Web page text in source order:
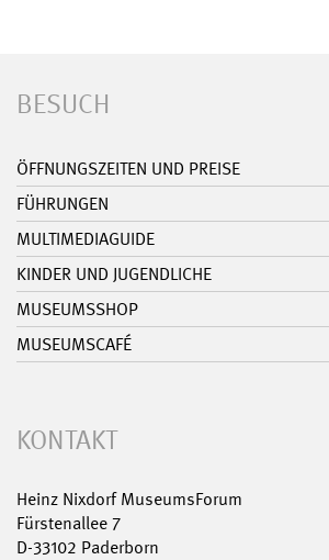
BESUCH
ÖFFNUNGSZEITEN UND PREISE
FÜHRUNGEN
MULTIMEDIAGUIDE
KINDER UND JUGENDLICHE
MUSEUMSSHOP
MUSEUMSCAFÉ
KONTAKT
Heinz Nixdorf MuseumsForum
Fürstenallee 7
D-33102 Paderborn